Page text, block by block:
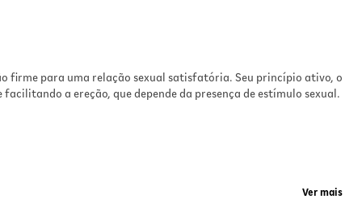
firme para uma relação sexual satisfatória. Seu princípio ativo, o
a ereção, que depende da presença de estímulo sexual.
Ver mais